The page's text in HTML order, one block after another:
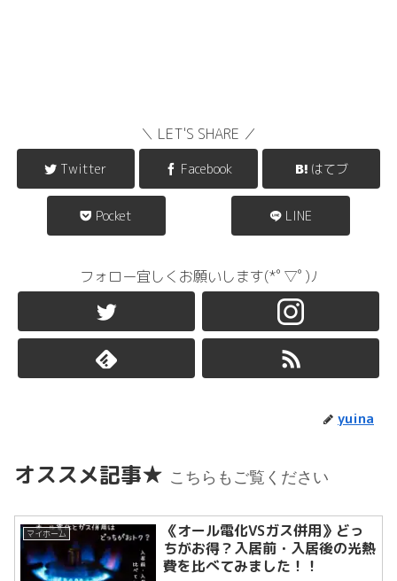
＼ LET'S SHARE ／
Twitter Facebook はてブ
Pocket LINE
フォロー宜しくお願いします(*ﾟ▽ﾟ)ﾉ
yuina
オススメ記事★ こちらもご覧ください
マイホーム
《オール電化VSガス併用》どっ
ちがお得？入居前・入居後の光熱
費を比べてみました！！